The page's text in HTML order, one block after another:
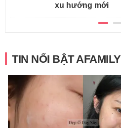
xu hướng mới
TIN NỔI BẬT AFAMILY